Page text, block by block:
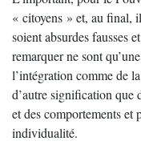
« citoyens » et, au final,
soient absurdes fausses
remarquer ne sont
l’intégration comme de
d’autre signification que
et des comportements et
individualité.